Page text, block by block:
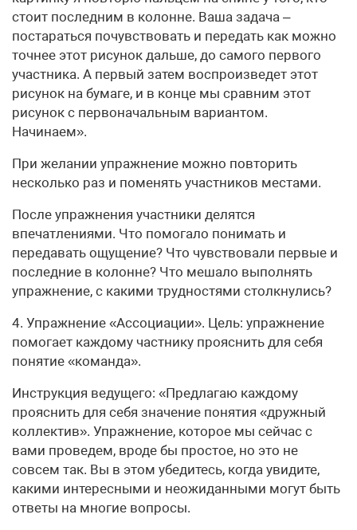
стоит последним в колонне. Ваша задача –
постараться почувствовать и передать как можно
точнее этот рисунок дальше, до самого первого
участника. А первый затем воспроизведет этот
рисунок на бумаге, и в конце мы сравним этот
рисунок с первоначальным вариантом.
Начинаем».
При желании упражнение можно повторить
несколько раз и поменять участников местами.
После упражнения участники делятся
впечатлениями. Что помогало понимать и
передавать ощущение? Что чувствовали первые и
последние в колонне? Что мешало выполнять
упражнение, с какими трудностями столкнулись?
4. Упражнение «Ассоциации». Цель: упражнение
помогает каждому частнику прояснить для себя
понятие «команда».
Инструкция ведущего: «Предлагаю каждому
прояснить для себя значение понятия «дружный
коллектив». Упражнение, которое мы сейчас с
вами проведем, вроде бы простое, но это не
совсем так. Вы в этом убедитесь, когда увидите,
какими интересными и неожиданными могут быть
ответы на многие вопросы.